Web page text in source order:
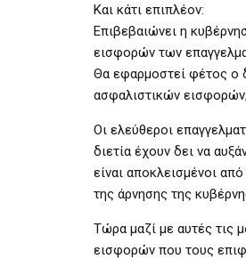
Και κάτι επιπλέον:
Επιβεβαιώνει η
εισφορών των
Θα εφαρμοστεί φέτος ο
ασφαλιστικών εισφορών;
Οι ελεύθεροι
διετία έχουν δει να
είναι αποκλεισμένοι
της άρνησης της
Τώρα μαζί με αυτές τις
εισφορών που τους